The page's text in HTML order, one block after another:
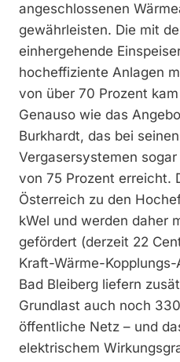
angeschlossenen
gewährleisten. Die mit
einhergehende
hocheffiziente Anlagen
von über 70 Prozent
Genauso wie das
Burkhardt, das bei
Vergasersystemen
von 75 Prozent erreicht.
Österreich zu den
kWel und werden daher
gefördert (derzeit 22
Kraft-Wärme-
Bad Bleiberg liefern
Grundlast auch noch
öffentliche Netz – und
elektrischem